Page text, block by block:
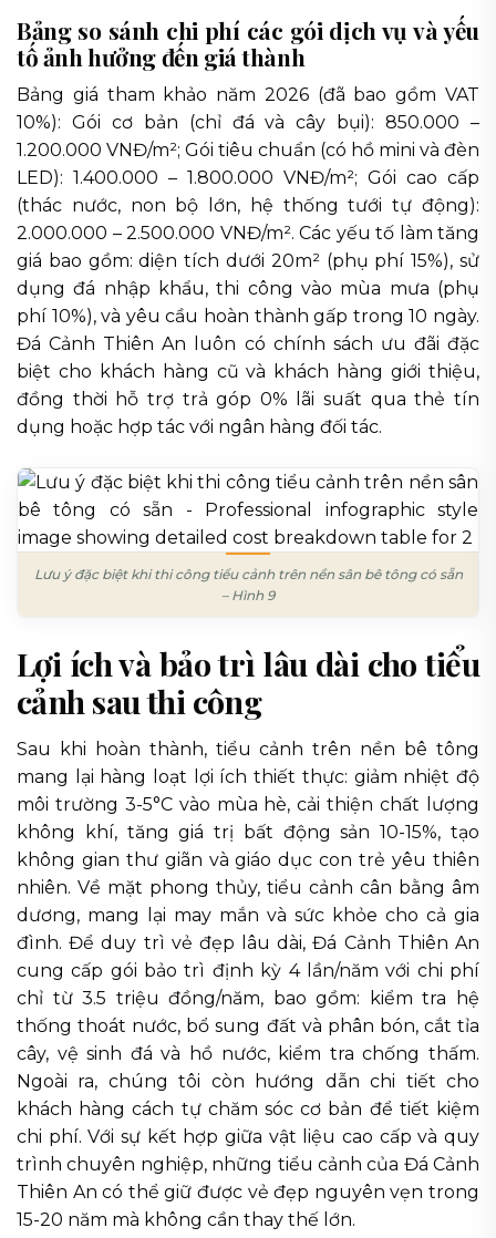
Bảng so sánh chi phí các gói dịch vụ và yếu
tố ảnh hưởng đến giá thành
Bảng giá tham khảo năm 2026 (đã bao gồm VAT
10%): Gói cơ bản (chỉ đá và cây bụi): 850.000 –
1.200.000 VNĐ/m²; Gói tiêu chuẩn (có hồ mini và đèn
LED): 1.400.000 – 1.800.000 VNĐ/m²; Gói cao cấp
(thác nước, non bộ lớn, hệ thống tưới tự động):
2.000.000 – 2.500.000 VNĐ/m². Các yếu tố làm tăng
giá bao gồm: diện tích dưới 20m² (phụ phí 15%), sử
dụng đá nhập khẩu, thi công vào mùa mưa (phụ
phí 10%), và yêu cầu hoàn thành gấp trong 10 ngày.
Đá Cảnh Thiên An luôn có chính sách ưu đãi đặc
biệt cho khách hàng cũ và khách hàng giới thiệu,
đồng thời hỗ trợ trả góp 0% lãi suất qua thẻ tín
dụng hoặc hợp tác với ngân hàng đối tác.
Lưu ý đặc biệt khi thi công tiểu cảnh trên nền sân bê tông có sẵn
– Hình 9
Lợi ích và bảo trì lâu dài cho tiểu
cảnh sau thi công
Sau khi hoàn thành, tiểu cảnh trên nền bê tông
mang lại hàng loạt lợi ích thiết thực: giảm nhiệt độ
môi trường 3-5°C vào mùa hè, cải thiện chất lượng
không khí, tăng giá trị bất động sản 10-15%, tạo
không gian thư giãn và giáo dục con trẻ yêu thiên
nhiên. Về mặt phong thủy, tiểu cảnh cân bằng âm
dương, mang lại may mắn và sức khỏe cho cả gia
đình. Để duy trì vẻ đẹp lâu dài, Đá Cảnh Thiên An
cung cấp gói bảo trì định kỳ 4 lần/năm với chi phí
chỉ từ 3.5 triệu đồng/năm, bao gồm: kiểm tra hệ
thống thoát nước, bổ sung đất và phân bón, cắt tỉa
cây, vệ sinh đá và hồ nước, kiểm tra chống thấm.
Ngoài ra, chúng tôi còn hướng dẫn chi tiết cho
khách hàng cách tự chăm sóc cơ bản để tiết kiệm
chi phí. Với sự kết hợp giữa vật liệu cao cấp và quy
trình chuyên nghiệp, những tiểu cảnh của Đá Cảnh
Thiên An có thể giữ được vẻ đẹp nguyên vẹn trong
15-20 năm mà không cần thay thế lớn.